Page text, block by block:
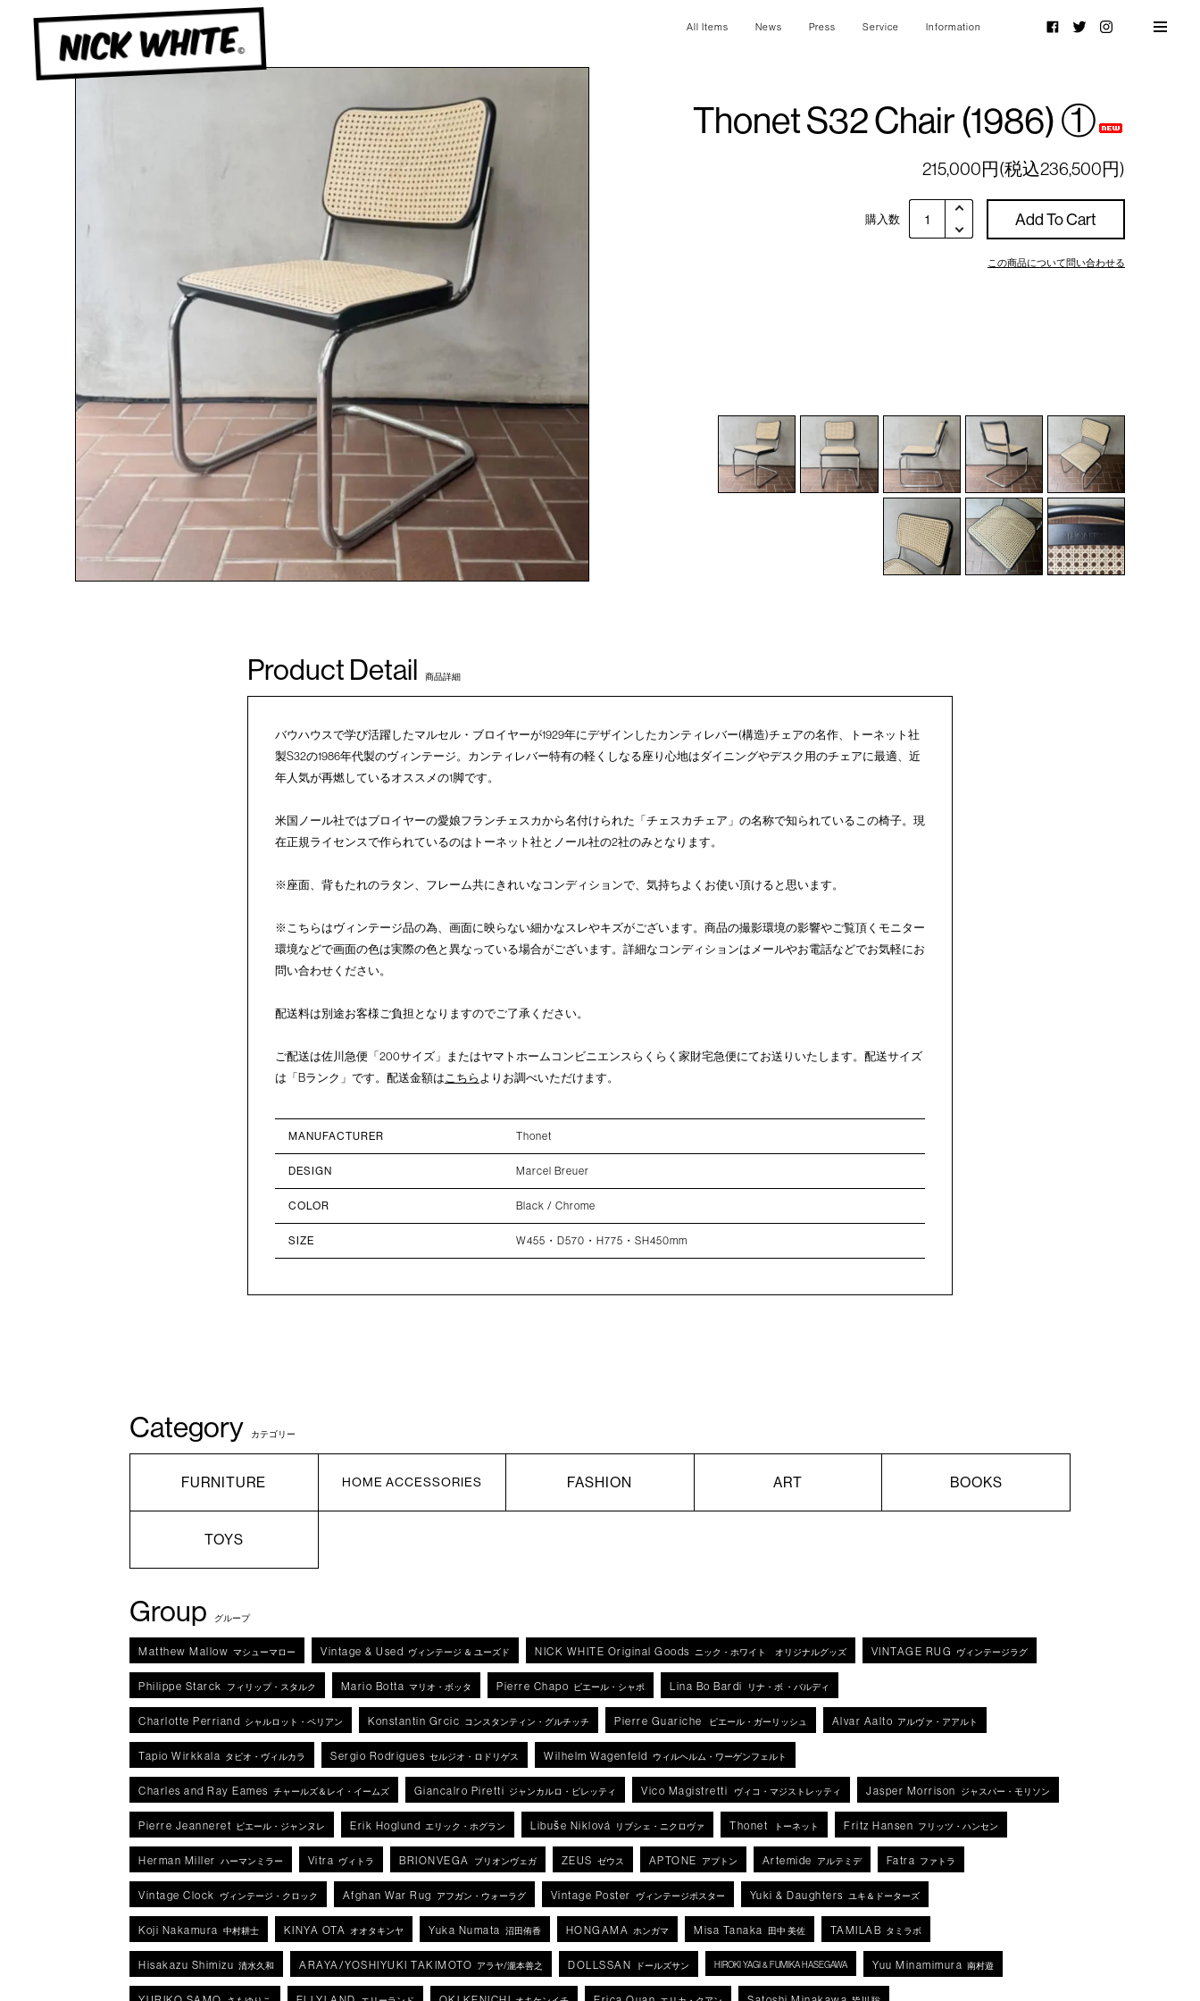
All Items News Press Service Information
Thonet S32 Chair (1986) ①
215,000円(税込236,500円)
購入数 Add To Cart
この商品について問い合わせる
Product Detail 商品詳細
バウハウスで学び活躍したマルセル・ブロイヤーが1929年にデザインしたカンティレバー(構造)チェアの名作、トーネット社
製S32の1986年代製のヴィンテージ。カンティレバー特有の軽くしなる座り心地はダイニングやデスク用のチェアに最適、近
年人気が再燃しているオススメの1脚です。
米国ノール社ではブロイヤーの愛娘フランチェスカから名付けられた「チェスカチェア」の名称で知られているこの椅子。現
在正規ライセンスで作られているのはトーネット社とノール社の2社のみとなります。
※座面、背もたれのラタン、フレーム共にきれいなコンディションで、気持ちよくお使い頂けると思います。
※こちらはヴィンテージ品の為、画面に映らない細かなスレやキズがございます。商品の撮影環境の影響やご覧頂くモニター
環境などで画面の色は実際の色と異なっている場合がございます。詳細なコンディションはメールやお電話などでお気軽にお
問い合わせください。
配送料は別途お客様ご負担となりますのでご了承ください。
ご配送は佐川急便「200サイズ」またはヤマトホームコンビニエンスらくらく家財宅急便にてお送りいたします。配送サイズ
は「Bランク」です。配送金額は こちら よりお調べいただけます。
MANUFACTURER Thonet
DESIGN Marcel Breuer
COLOR Black / Chrome
SIZE W455・D570・H775・SH450mm
Category カテゴリー
FURNITURE HOME ACCESSORIES FASHION ART BOOKS
TOYS
Group グループ
Matthew Mallow マシューマロー Vintage & Used ヴィンテージ ＆ ユーズド NICK WHITE Original Goods ニック・ホワイト オリジナルグッズ VINTAGE RUG ヴィンテージラグ
Philippe Starck フィリップ・スタルク Mario Botta マリオ・ボッタ Pierre Chapo ピエール・シャポ Lina Bo Bardi リナ・ボ ・バルディ
Charlotte Perriand シャルロット・ペリアン Konstantin Grcic コンスタンティン・グルチッチ Pierre Guariche ピエール・ガーリッシュ Alvar Aalto アルヴァ・アアルト
Tapio Wirkkala タピオ・ヴィルカラ Sergio Rodrigues セルジオ・ロドリゲス Wilhelm Wagenfeld ウィルヘルム・ワーゲンフェルト
Charles and Ray Eames チャールズ＆レイ・イームズ Giancalro Piretti ジャンカルロ・ピレッティ Vico Magistretti ヴィコ・マジストレッティ Jasper Morrison ジャスパー・モリソン
Pierre Jeanneret ピエール・ジャンヌレ Erik Hoglund エリック・ホグラン Libuše Niklová リブシェ・ニクロヴァ Thonet トーネット Fritz Hansen フリッツ・ハンセン
Herman Miller ハーマンミラー Vitra ヴィトラ BRIONVEGA ブリオンヴェガ ZEUS ゼウス APTONE アプトン Artemide アルテミデ Fatra ファトラ
Vintage Clock ヴィンテージ・クロック Afghan War Rug アフガン・ウォーラグ Vintage Poster ヴィンテージポスター Yuki & Daughters ユキ＆ドーターズ
Koji Nakamura 中村耕士 KINYA OTA オオタキンヤ Yuka Numata 沼田侑香 HONGAMA ホンガマ Misa Tanaka 田中 美佐 TAMILAB タミラボ
Hisakazu Shimizu 清水久和 ARAYA/YOSHIYUKI TAKIMOTO アラヤ/瀧本善之 DOLLSSAN ドールズサン HIROKI YAGI & FUMIKA HASEGAWA Yuu Minamimura 南村遊